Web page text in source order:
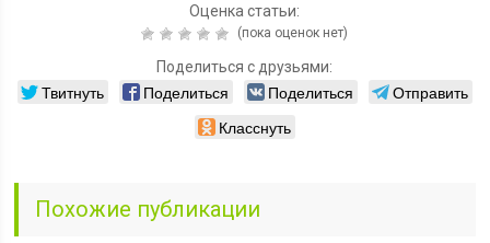
Оценка статьи:
(пока оценок нет)
Поделиться с друзьями:
Твитнуть Поделиться Поделиться
Отправить
Класснуть
Похожие публикации